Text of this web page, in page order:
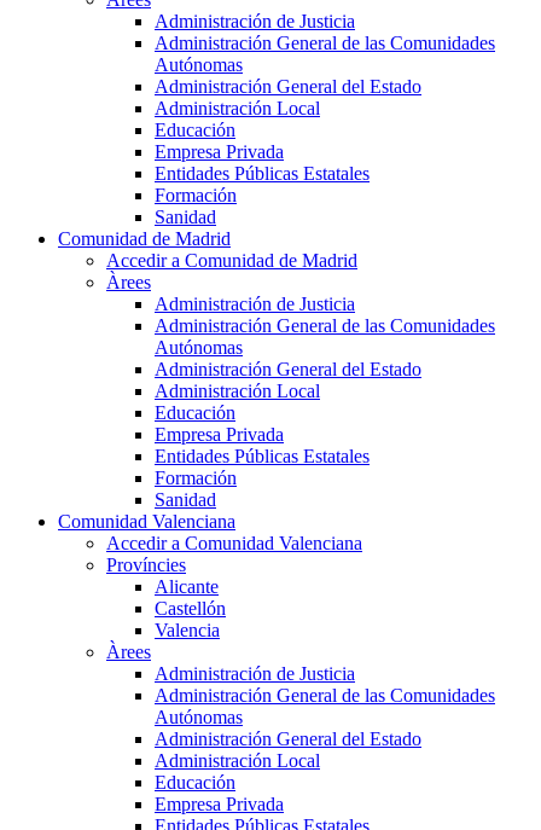
Administración de Justicia
Administración General de las Comunidades
Autónomas
Administración General del Estado
Administración Local
Educación
Empresa Privada
Entidades Públicas Estatales
Formación
Sanidad
Comunidad de Madrid
Accedir a Comunidad de Madrid
Àrees
Administración de Justicia
Administración General de las Comunidades
Autónomas
Administración General del Estado
Administración Local
Educación
Empresa Privada
Entidades Públicas Estatales
Formación
Sanidad
Comunidad Valenciana
Accedir a Comunidad Valenciana
Províncies
Alicante
Castellón
Valencia
Àrees
Administración de Justicia
Administración General de las Comunidades
Autónomas
Administración General del Estado
Administración Local
Educación
Empresa Privada